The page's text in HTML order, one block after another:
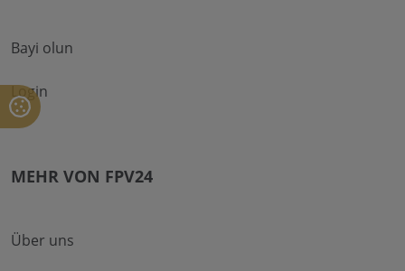
Bayi olun
Login
MEHR VON FPV24
Über uns